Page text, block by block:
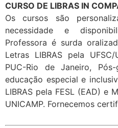
CURSO DE LIBRAS IN
Os cursos são
necessidade e
Professora é surda
Letras LIBRAS pela
PUC-Rio de Janeiro,
educação especial e
LIBRAS pela FESL (EAD) e
UNICAMP. Fornecemos